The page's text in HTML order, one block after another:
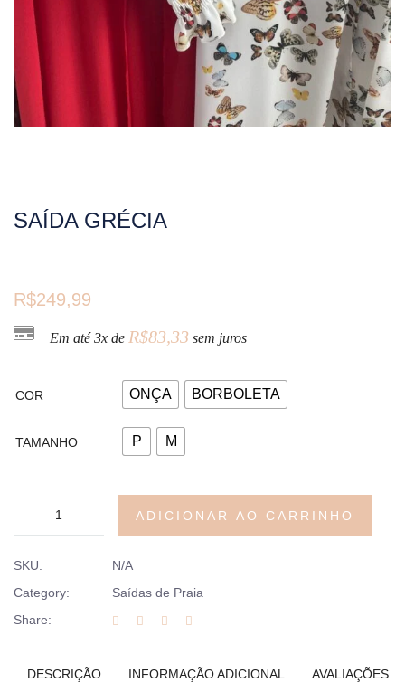
SAÍDA GRÉCIA
R$249,99
Em até 3x de R$83,33 sem juros
COR ONÇA BORBOLETA
TAMANHO P M
ADICIONAR AO CARRINHO
SKU:
N/A
Category:
Saídas de Praia
Share:
DESCRIÇÃO INFORMAÇÃO ADICIONAL AVALIAÇÕES